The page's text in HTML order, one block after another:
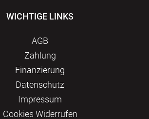
WICHTIGE LINKS
AGB
Zahlung
Finanzierung
Datenschutz
Impressum
Сookies Widerrufen